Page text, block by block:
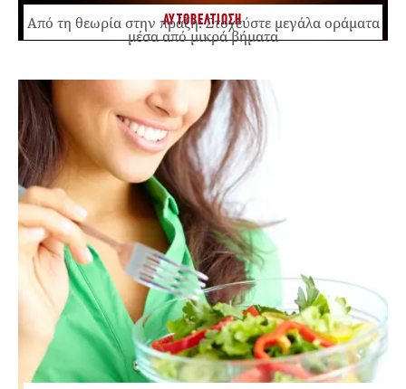
ΑΥΤΟΒΕΛΤΙΩΣΗ
Από τη θεωρία στην πράξη: Στοχεύστε μεγάλα οράματα
μέσα από μικρά βήματα